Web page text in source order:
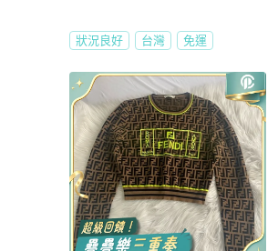
狀況良好 台灣 免運